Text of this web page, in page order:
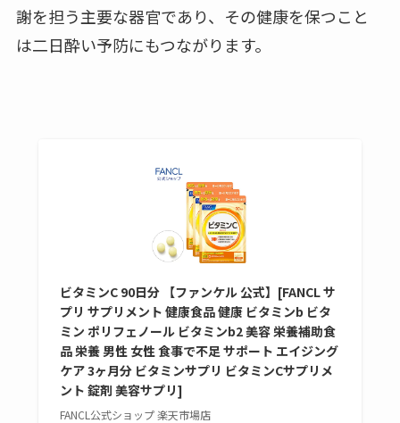
謝を担う主要な器官であり、その健康を保つこと
は二日酔い予防にもつながります。
ビタミンC 90日分 【ファンケル 公式】[FANCL サ
プリ サプリメント 健康食品 健康 ビタミンb ビタ
ミン ポリフェノール ビタミンb2 美容 栄養補助食
品 栄養 男性 女性 食事で不足 サポート エイジング
ケア 3ヶ月分 ビタミンサプリ ビタミンCサプリメ
ント 錠剤 美容サプリ]
FANCL公式ショップ 楽天市場店